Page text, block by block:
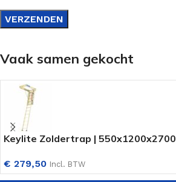
Vaak samen gekocht
Keylite Zoldertrap | 550x1200x2700
€ 279,50 Incl. BTW